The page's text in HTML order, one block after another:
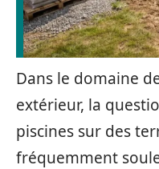
Dans le domaine
extérieur, la
piscines sur des
fréquemment